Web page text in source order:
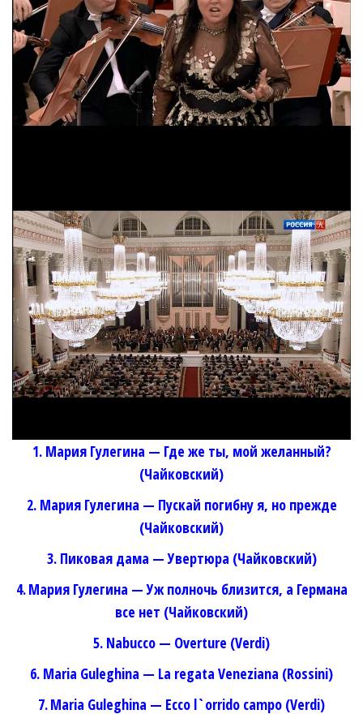
1. Мария Гулегина — Где же ты, мой желанный?
(Чайковский)
2. Мария Гулегина — Пускай погибну я, но прежде
(Чайковский)
3. Пиковая дама — Увертюра (Чайковский)
4.Мария Гулегина — Уж полночь близится, а Германа
все нет (Чайковский)
5. Nabucco — Overture (Verdi)
6. Maria Guleghina — La regata Veneziana (Rossini)
7.Maria Guleghina — Ecco l`orrido campo (Verdi)